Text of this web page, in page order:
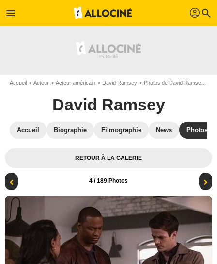
menu profil search
Accueil Acteur Acteur américain David Ramsey Photos de David Ramsey
David Ramsey
Accueil Biographie Filmographie News Photos
RETOUR À LA GALERIE
4 / 189 Photos